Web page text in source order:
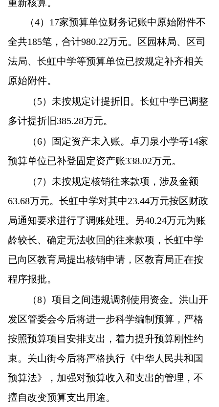
重新核算。
（4）17家预算单位财务记账中原始附件不
全共185笔，合计980.22万元。区园林局、区司
法局、长虹中学等预算单位已按规定补齐相关
原始附件。
（5）未按规定计提折旧。长虹中学已调整
多计提折旧385.28万元。
（6）固定资产未入账。卓刀泉小学等14家
预算单位已补登固定资产账338.02万元。
（7）未按规定核销往来款项，涉及金额
63.68万元。长虹中学对其中23.44万元按区财政
局通知要求进行了调账处理。另40.24万元为账
龄较长、确定无法收回的往来款项，长虹中学
已向区教育局提出核销申请，区教育局正在按
程序报批。
（8）项目之间违规调剂使用资金。洪山开
发区管委会今后将进一步科学编制预算，严格
按照预算项目安排支出，着力提升预算刚性约
束。关山街今后将严格执行《中华人民共和国
预算法》，加强对预算收入和支出的管理，不
擅自改变预算支出用途。